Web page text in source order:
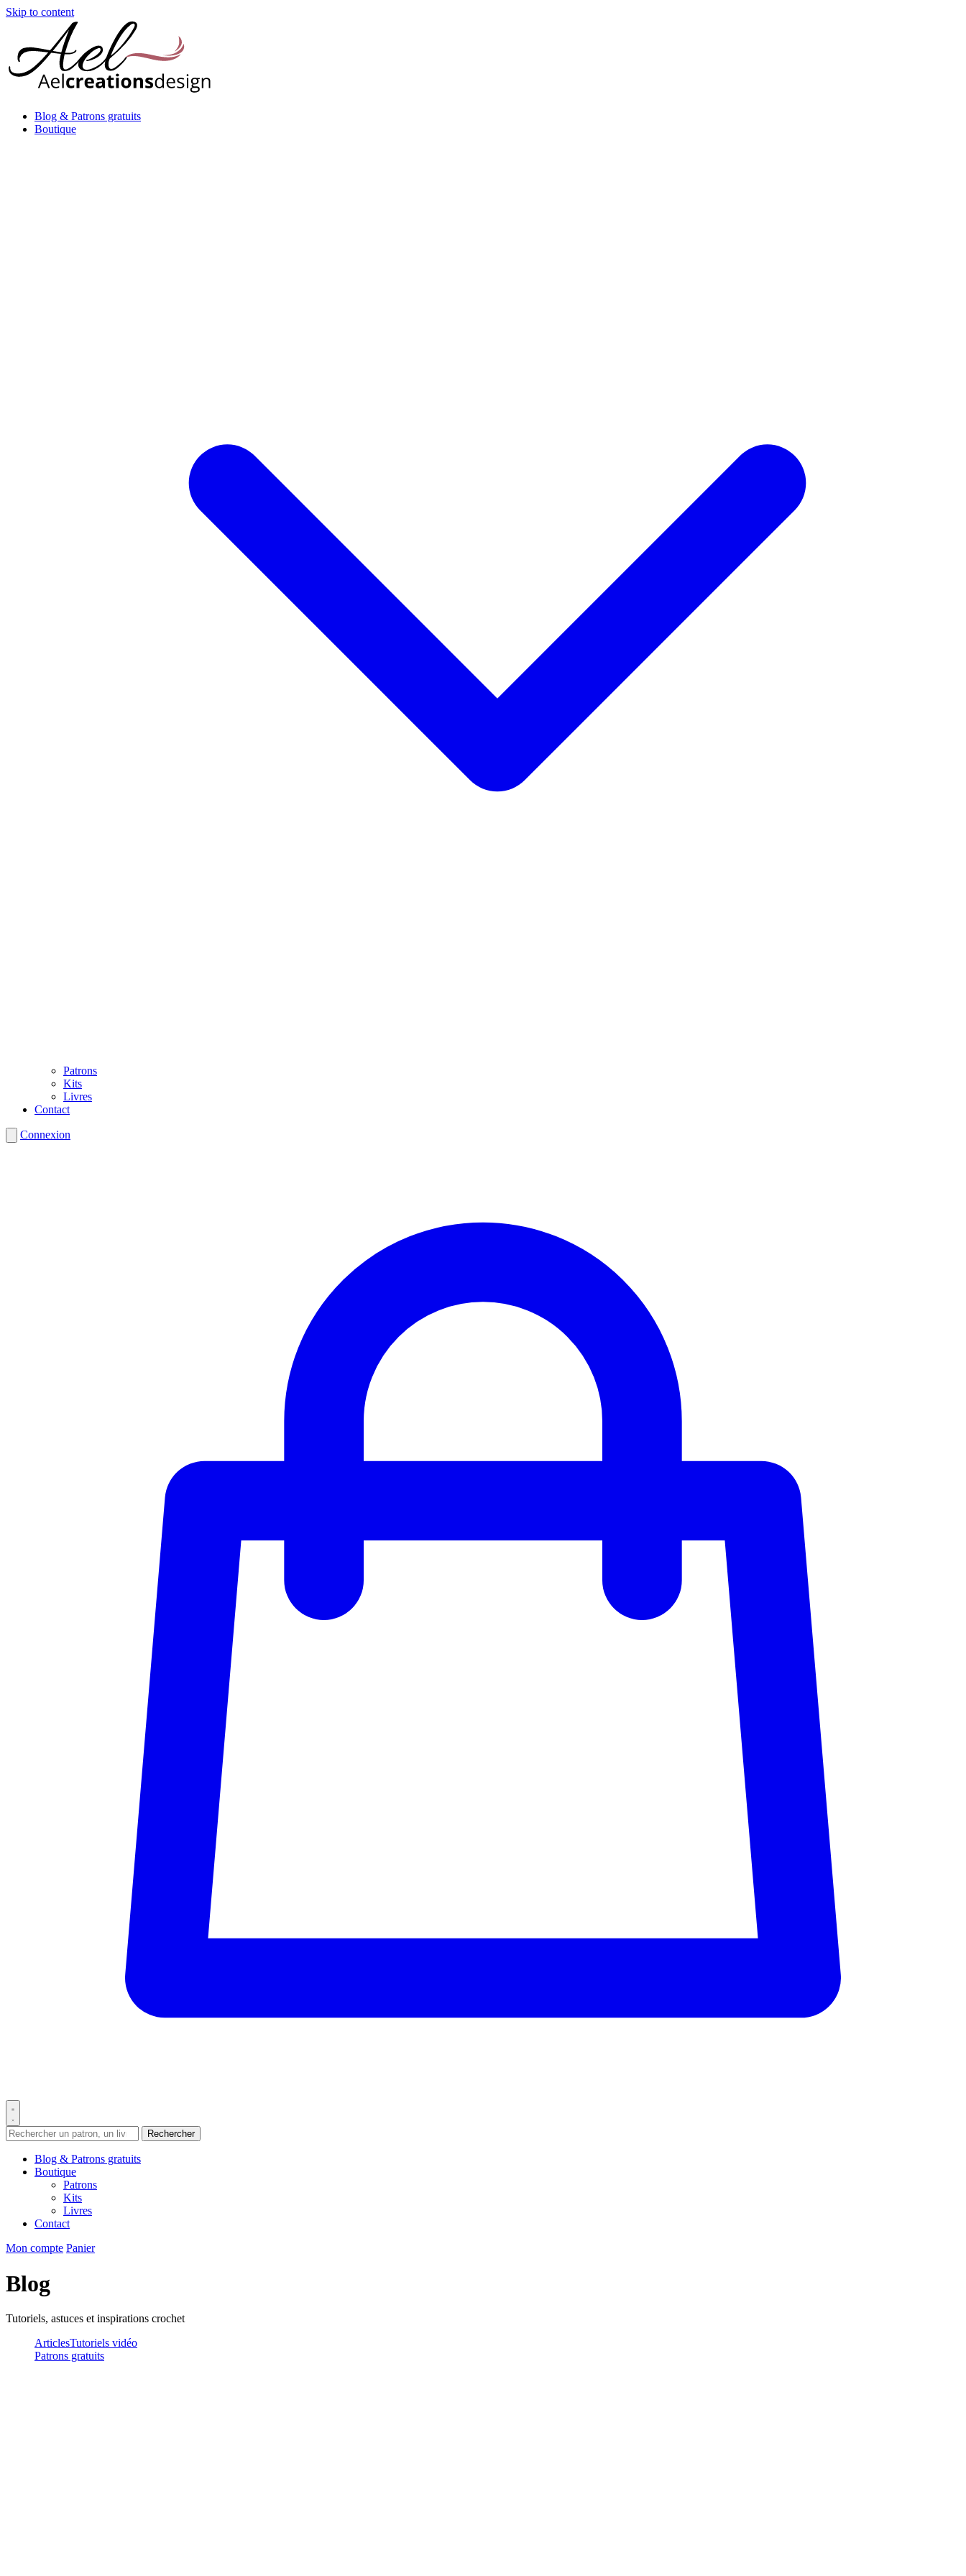
Skip to content
Blog & Patrons gratuits
Boutique
Patrons
Kits
Livres
Contact
Connexion
Rechercher
Blog & Patrons gratuits
Boutique
Patrons
Kits
Livres
Contact
Mon compte Panier
Blog
Tutoriels, astuces et inspirations crochet
ArticlesTutoriels vidéo
Patrons gratuits